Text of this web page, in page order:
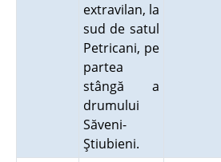
extravilan, la
sud de satul
Petricani, pe
partea
stângă a
drumului
Săveni-
Ştiubieni.